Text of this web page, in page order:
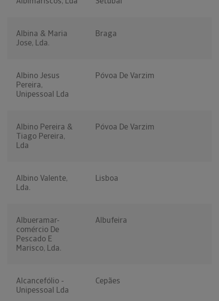
Albina & Maria
Jose, Lda.
Braga
Albino Jesus
Pereira,
Unipessoal Lda
Póvoa De Varzim
Albino Pereira &
Tiago Pereira,
Lda
Póvoa De Varzim
Albino Valente,
Lda.
Lisboa
Albueramar-
comércio De
Pescado E
Marisco, Lda.
Albufeira
Alcancefólio -
Unipessoal Lda
Cepães